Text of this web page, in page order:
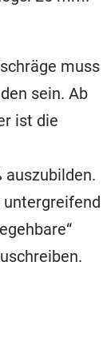
muss
sein. Ab
ist die
auszubilden.
untergreifend